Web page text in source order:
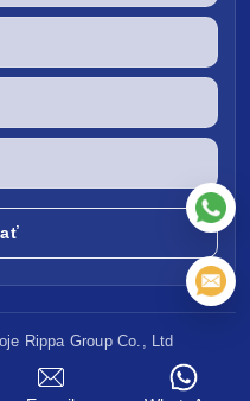
Rippa Group Co., Ltd